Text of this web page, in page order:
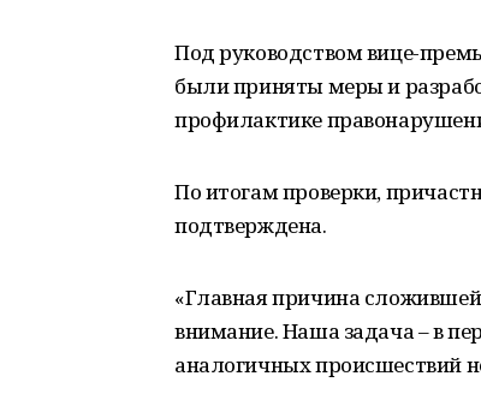
Под руководством вице-
были приняты меры и
профилактике
По итогам проверки,
подтверждена.
«Главная причина
внимание. Наша задача – в
аналогичных происшествий